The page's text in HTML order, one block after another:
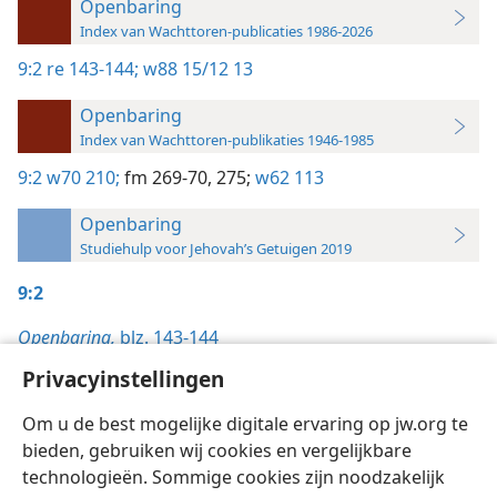
Privacyinstellingen
Om u de best mogelijke digitale ervaring op jw.org te
bieden, gebruiken wij cookies en vergelijkbare
technologieën. Sommige cookies zijn noodzakelijk
Openbaring
Index van Wachttoren-publicaties 1986-2026
9:2 re 143-144; w88 15/12 13
Openbaring
Index van Wachttoren-publikaties 1946-1985
9:2w70 210; fm 269-70, 275; w62 113
Openbaring
Studiehulp voor Jehovah’s Getuigen 2019
9:2
Openbaring,blz. 143-144
De Wachttoren,
15/12/1988, blz. 13